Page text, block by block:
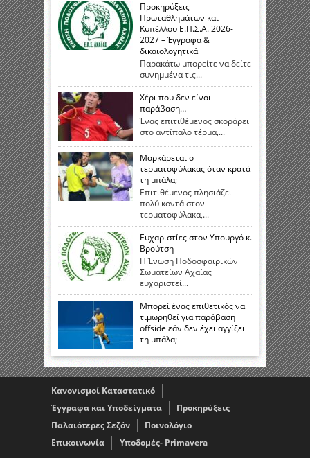
Προκηρύξεις
Πρωταθλημάτων και
Κυπέλλου Ε.Π.Σ.Α. 2026-
2027 – Έγγραφα &
δικαιολογητικά
Παρακάτω μπορείτε να δείτε
συνημμένα τις...
Χέρι που δεν είναι
παράβαση…
Ένας επιτιθέμενος σκοράρει
στο αντίπαλο τέρμα,...
Μαρκάρεται ο
τερματοφύλακας όταν κρατά
τη μπάλα;
Επιτιθέμενος πλησιάζει
πολύ κοντά στον
τερματοφύλακα,...
Ευχαριστίες στον Υπουργό κ.
Βρούτση
Η Ένωση Ποδοσφαιρικών
Σωματείων Αχαΐας
ευχαριστεί...
Μπορεί ένας επιθετικός να
τιμωρηθεί για παράβαση
offside εάν δεν έχει αγγίξει
τη μπάλα;
Κανονισμοί Καταστατικό
Έγγραφα και Υποδείγματα
Προκηρύξεις
Παλαιότερες Σεζόν
Ποινολόγιο
Επικοινωνία
Υποδομές- Primavera